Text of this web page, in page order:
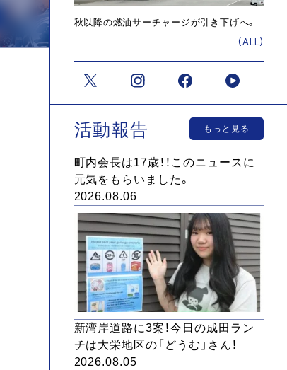
秋以降の燃油サーチャージが引き下げへ。
(ALL)
活動報告 もっと見る
町内会長は17歳！！このニュースに
元気をもらいました。
2026.08.06
新湾岸道路に3案！今日の成田ラン
チは大栄地区の「どうむ」さん！
2026.08.05